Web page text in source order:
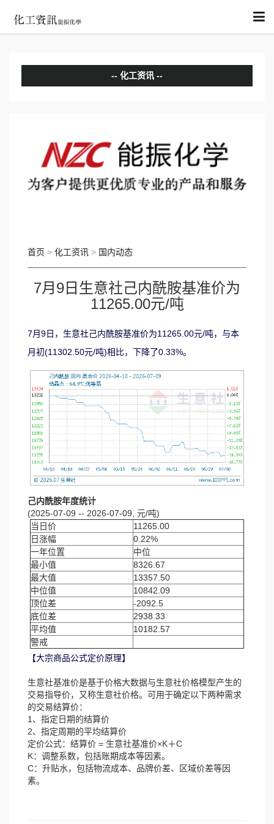
化工资讯
国际动态
首页 > 化工资讯 > 国内动态
7月9日生意社己内酰胺基准价为
11265.00元/吨
7月9日，生意社己内酰胺基准价为11265.00元/吨，与本
月初(11302.50元/吨)相比，下降了0.33%。
己内酰胺年度统计
(2025-07-09 -- 2026-07-09, 元/吨)
当日价
11265.00
日涨幅
0.22%
一年位置
中位
最小值
8326.67
最大值
13357.50
中位值
10842.09
顶位差
-2092.5
底位差
2938.33
平均值
10182.57
警戒
【大宗商品公式定价原理】
生意社基准价是基于价格大数据与生意社价格模型产生的
交易指导价，又称生意社价格。可用于确定以下两种需求
的交易结算价：
1、指定日期的结算价
2、指定周期的平均结算价
定价公式：结算价 = 生意社基准价×K＋C
K：调整系数，包括账期成本等因素。
C：升贴水，包括物流成本、品牌价差、区域价差等因
素。